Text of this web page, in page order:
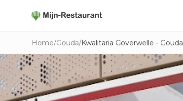
Home/Gouda/Kwalitaria Goverwelle - Gouda